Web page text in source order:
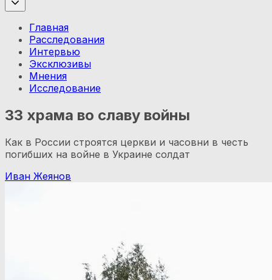
Главная
Расследования
Интервью
Эксклюзивы
Мнения
Исследование
33 храма во славу войны
Как в России строятся церкви и часовни в честь
погибших на войне в Украине солдат
Иван Жеянов